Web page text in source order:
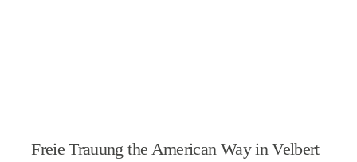
Freie Trauung the American Way in Velbert